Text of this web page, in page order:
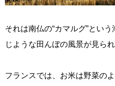
それは南仏の“カマルグ”とい
じような田んぼの風景が見られ
フランスでは、お米は野菜の